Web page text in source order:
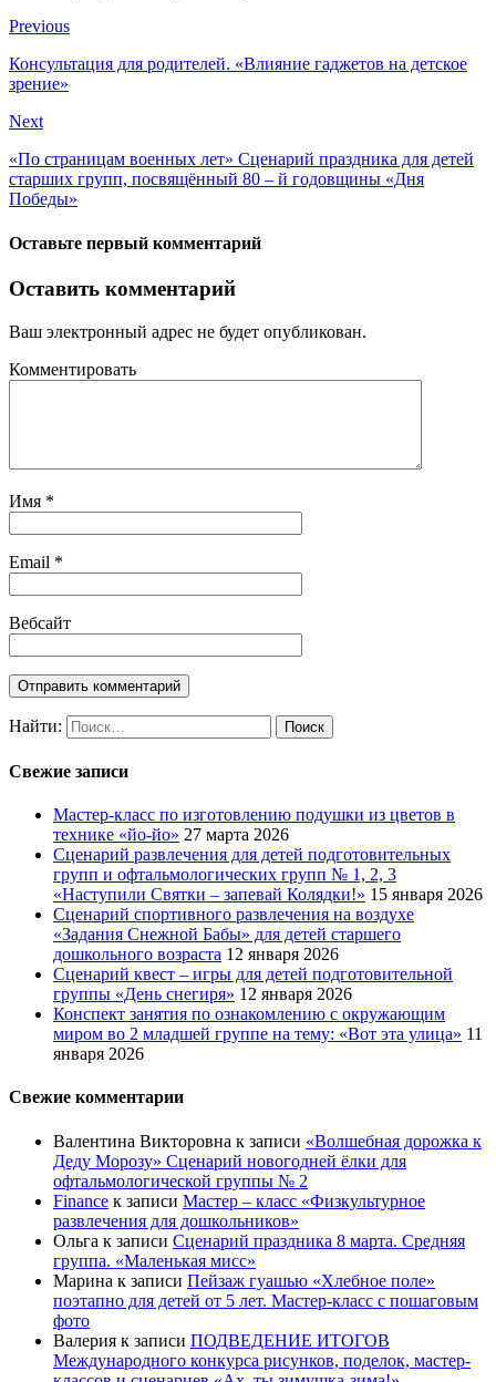
Previous
Консультация для родителей. «Влияние гаджетов на детское
зрение»
Next
«По страницам военных лет» Сценарий праздника для детей
старших групп, посвящённый 80 – й годовщины «Дня
Победы»
Оставьте первый комментарий
Оставить комментарий
Ваш электронный адрес не будет опубликован.
Комментировать
Имя *
Email *
Вебсайт
Найти:
Свежие записи
Мастер-класс по изготовлению подушки из цветов в
технике «йо-йо» 27 марта 2026
Сценарий развлечения для детей подготовительных
групп и офтальмологических групп № 1, 2, 3
«Наступили Святки – запевай Колядки!» 15 января 2026
Сценарий спортивного развлечения на воздухе
«Задания Снежной Бабы» для детей старшего
дошкольного возраста 12 января 2026
Сценарий квест – игры для детей подготовительной
группы «День снегиря» 12 января 2026
Конспект занятия по ознакомлению с окружающим
миром во 2 младшей группе на тему: «Вот эта улица» 11
января 2026
Свежие комментарии
Валентина Викторовна к записи «Волшебная дорожка к
Деду Морозу» Сценарий новогодней ёлки для
офтальмологической группы № 2
Finance к записи Мастер – класс «Физкультурное
развлечения для дошкольников»
Ольга к записи Сценарий праздника 8 марта. Средняя
группа. «Маленькая мисс»
Марина к записи Пейзаж гуашью «Хлебное поле»
поэтапно для детей от 5 лет. Мастер-класс с пошаговым
фото
Валерия к записи ПОДВЕДЕНИЕ ИТОГОВ
Международного конкурса рисунков, поделок, мастер-